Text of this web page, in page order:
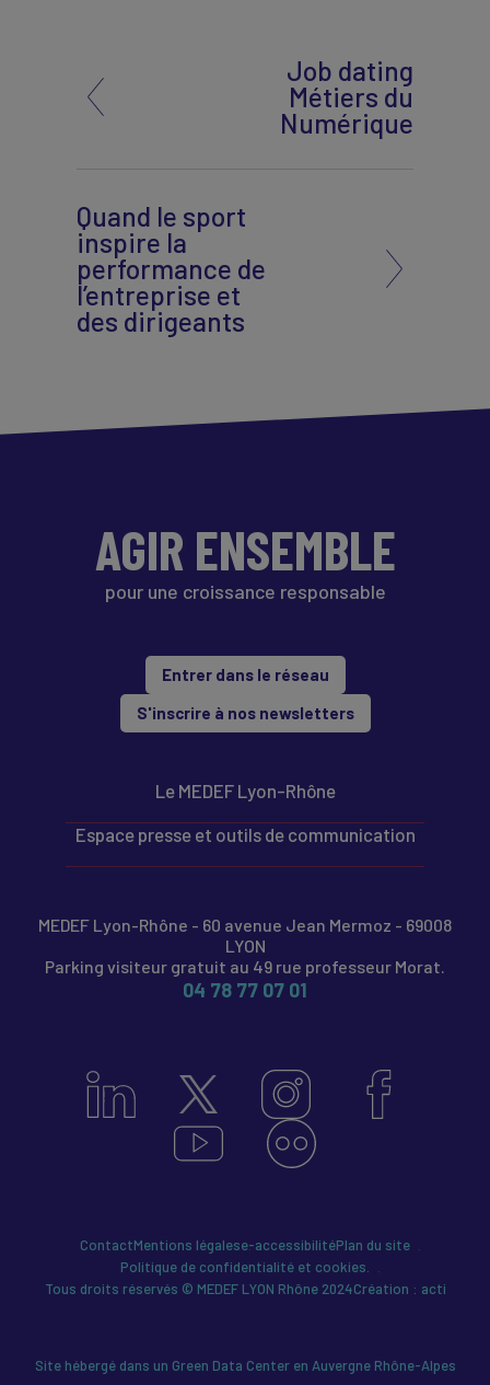
Job dating
Métiers du
Numérique
Quand le sport
inspire la
performance de
l’entreprise et
des dirigeants
AGIR ENSEMBLE
pour une croissance responsable
Entrer dans le réseau
S'inscrire à nos newsletters
Le MEDEF Lyon-Rhône
Espace presse et outils de communication
MEDEF Lyon-Rhône - 60 avenue Jean Mermoz - 69008
LYON
Parking visiteur gratuit au 49 rue professeur Morat.
04 78 77 07 01
ContactMentions légalese-accessibilitéPlan du site
Politique de confidentialité et cookies.
Tous droits réservés © MEDEF LYON Rhône 2024Création : acti
Site hébergé dans un Green Data Center en Auvergne Rhône-Alpes